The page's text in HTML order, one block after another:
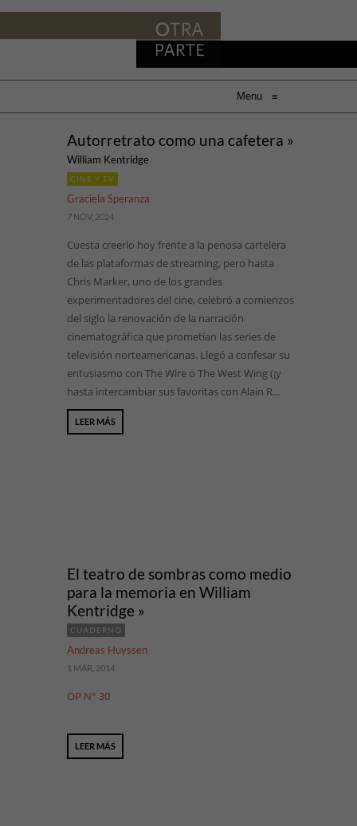
Menu ≡
Autorretrato como una cafetera »
William Kentridge
CINE Y TV
Graciela Speranza
7 NOV, 2024
Cuesta creerlo hoy frente a la penosa cartelera
de las plataformas de streaming, pero hasta
Chris Marker, uno de los grandes
experimentadores del cine, celebró a comienzos
del siglo la renovación de la narración
cinematográfica que prometían las series de
televisión norteamericanas. Llegó a confesar su
entusiasmo con The Wire o The West Wing (¡y
hasta intercambiar sus favoritas con Alain R...
LEER MÁS
El teatro de sombras como medio
para la memoria en William
Kentridge »
CUADERNO
Andreas Huyssen
1 MAR, 2014
OP N° 30
LEER MÁS